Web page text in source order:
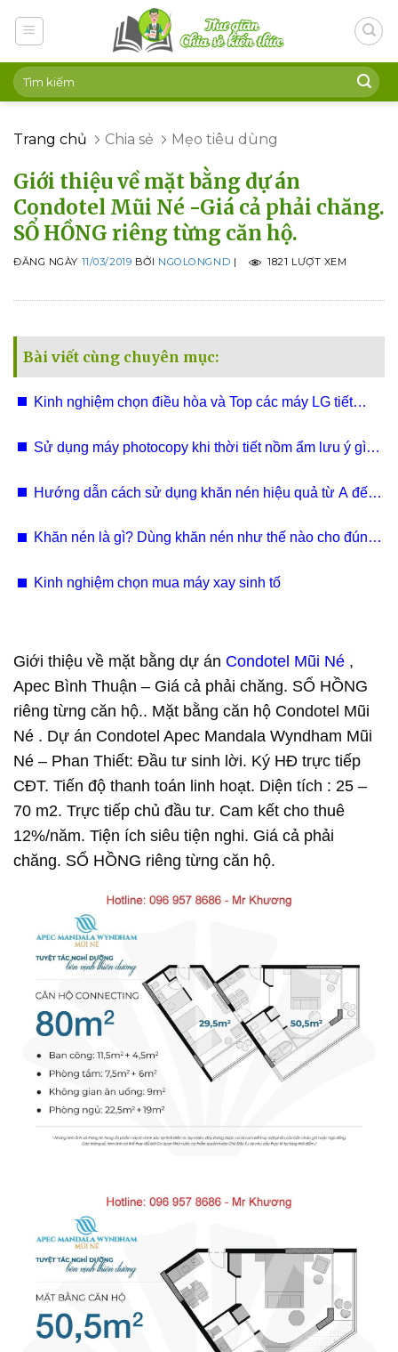
Trang chủ Chia sẻ Mẹo tiêu dùng
Giới thiệu về mặt bằng dự án
Condotel Mũi Né -Giá cả phải chăng.
SỔ HỒNG riêng từng căn hộ.
ĐĂNG NGÀY 11/03/2019 BỞI NGOLONGND | 1821 LƯỢT XEM
Bài viết cùng chuyên mục:
Kinh nghiệm chọn điều hòa và Top các máy LG tiết
Sử dụng máy photocopy khi thời tiết nồm ẩm lưu ý gì? |
Hướng dẫn cách sử dụng khăn nén hiệu quả từ A đến
Khăn nén là gì? Dùng khăn nén như thế nào cho đúng
Kinh nghiệm chọn mua máy xay sinh tố
Giới thiệu về mặt bằng dự án Condotel Mũi Né ,
Apec Bình Thuận – Giá cả phải chăng. SỔ HỒNG
riêng từng căn hộ.. Mặt bằng căn hộ Condotel Mũi
Né . Dự án Condotel Apec Mandala Wyndham Mũi
Né – Phan Thiết: Đầu tư sinh lời. Ký HĐ trực tiếp
CĐT. Tiến độ thanh toán linh hoạt. Diện tích : 25 –
70 m2. Trực tiếp chủ đầu tư. Cam kết cho thuê
12%/năm. Tiện ích siêu tiện nghi. Giá cả phải
chăng. SỔ HỒNG riêng từng căn hộ.